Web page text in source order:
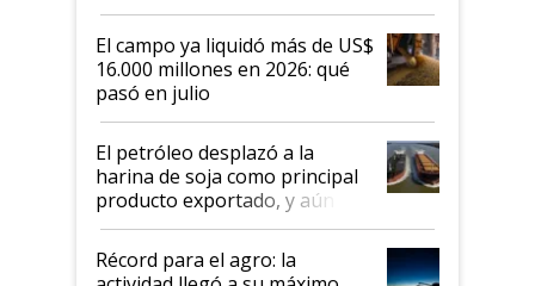
El campo ya liquidó más de US$
16.000 millones en 2026: qué
pasó en julio
El petróleo desplazó a la
harina de soja como principal
producto exportado, y aún así
el agro aportó casi seis de cada
diez dólares y sostuvo el
liderazgo en un semestre
Récord para el agro: la